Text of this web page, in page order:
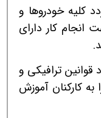
کلیه خودروها و
انجام کار دارای
قوانین ترافیکی و
به کارکنان آموزش